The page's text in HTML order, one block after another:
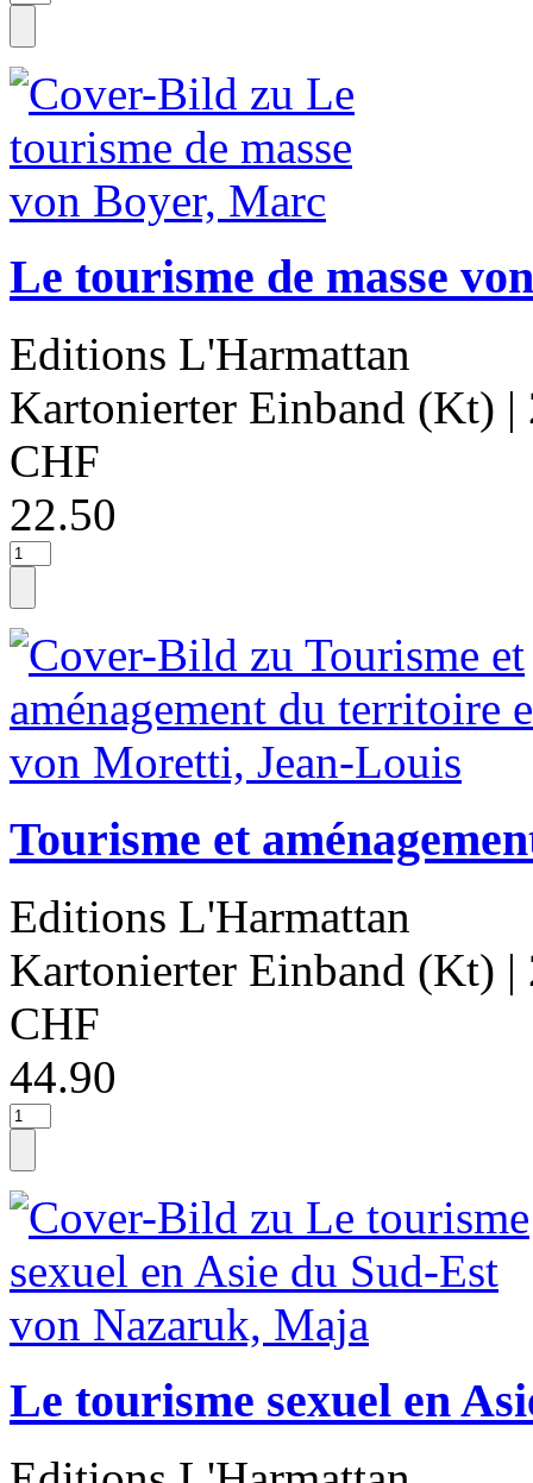
Le tourisme de masse
Editions L'Harmattan
Kartonierter Einband (Kt) |
CHF
22.50
Tourisme et
Editions L'Harmattan
Kartonierter Einband (Kt) |
CHF
44.90
Le tourisme sexuel en